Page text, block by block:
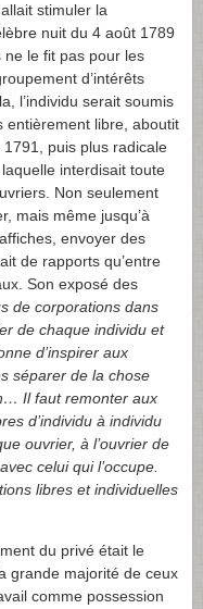
stimuler la
nuit du 4 août 1789
le fit pas pour les
d’intérêts
l’individu serait soumis
entièrement libre, aboutit
puis plus radicale
interdisait toute
Non seulement
mais même jusqu’à
envoyer des
de rapports qu’entre
Son exposé des
de corporations dans
de chaque individu et
d’inspirer aux
séparer de la chose
Il faut remonter aux
d’individu à individu
ouvrier, à l’ouvrier de
celui qui l’occupe.
libres et individuelles
du privé était le
grande majorité de ceux
comme possession